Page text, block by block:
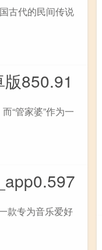
古代的民间传说
850.91
“管家婆”作为一
款专为音乐爱好